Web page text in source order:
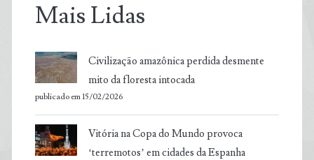
Mais Lidas
Civilização amazônica perdida desmente
mito da floresta intocada
publicado em 15/02/2026
Vitória na Copa do Mundo provoca
‘terremotos’ em cidades da Espanha